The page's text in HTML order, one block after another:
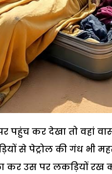
पहुंच कर देखा तो वहां
से पेट्रोल की गंध भी
कर उस पर लकड़ियों रख